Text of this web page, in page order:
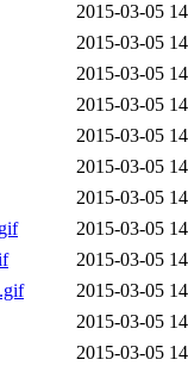
2015-03-05
2015-03-05
2015-03-05
2015-03-05
2015-03-05
2015-03-05
2015-03-05
2015-03-05
2015-03-05
2015-03-05
2015-03-05
2015-03-05